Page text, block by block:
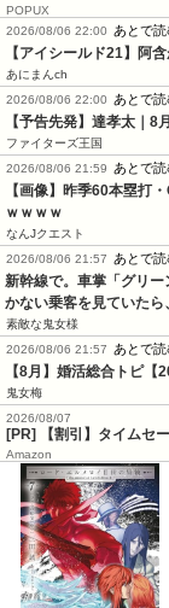
POPUX
2026/08/06 22:00
あとで読
【アイシールド21】阿
あにまんch
2026/08/06 22:00
あとで読
【予告先発】達孝太｜
ファイターズ王国
2026/08/06 21:59
あとで読
【画像】昨季60本塁打
ｗｗｗｗ
なんJクエスト
2026/08/06 21:57
あとで読
新幹線で。車掌「グリ
かない乗客を見ていた
素敵な鬼女様
2026/08/06 21:57
あとで読
【8月】婚活総合トピ【
鬼女梅
2026/08/07
[PR] 【割引】タイムセ
Amazon